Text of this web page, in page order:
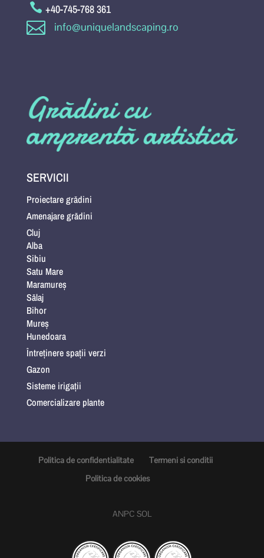
 +40-745-768 361
 info@uniquelandscaping.ro
SERVICII
Proiectare grădini
Amenajare grădini
Cluj
Alba
Sibiu
Satu Mare
Maramureș
Sălaj
Bihor
Mureș
Hunedoara
Întreținere spații verzi
Gazon
Sisteme irigații
Comercializare plante
Politica de confidentialitate
Termeni si conditii
Politica de cookies
ANPC SOL